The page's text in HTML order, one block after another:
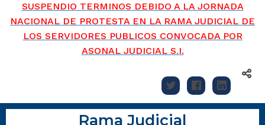
SUSPENDIO TERMINOS DEBIDO A LA JORNADA
NACIONAL DE PROTESTA EN LA RAMA JUDICIAL DE
LOS SERVIDORES PUBLICOS CONVOCADA POR
ASONAL JUDICIAL S.I.
Rama Judicial